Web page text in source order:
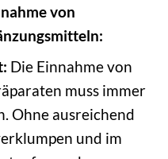
von
Die Einnahme von
muss immer
Ohne ausreichend
und im